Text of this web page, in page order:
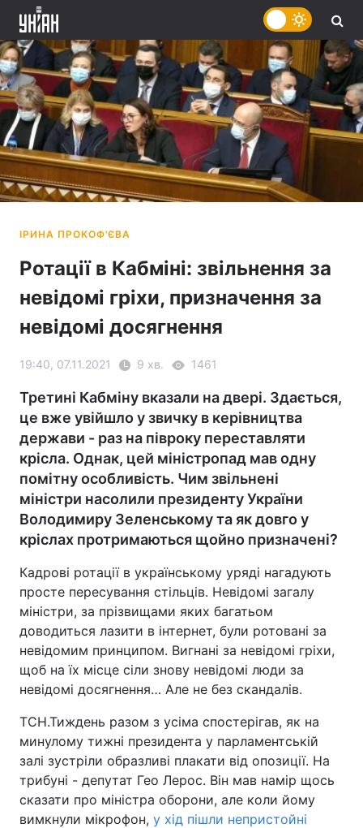
Головна Війна
Ротації в Кабміні: звільнення за
невідомі гріхи, призначення за
невідомі досягнення
19:40, 07.11.2021 9 хв. 1461
Третині Кабміну вказали на двері. Здається,
це вже увійшло у звичку в керівництва
держави - раз на півроку переставляти
крісла. Однак, цей міністропад мав одну
помітну особливість. Чим звільнені
міністри насолили президенту України
Володимиру Зеленському та як довго у
кріслах протримаються щойно призначені?
Кадрові ротації в українському уряді нагадують
просте пересування стільців. Невідомі загалу
міністри, за прізвищами яких багатьом
доводиться лазити в інтернет, були ротовані за
невідомим принципом. Вигнані за невідомі гріхи,
щоб на їх місце сіли знову невідомі люди за
невідомі досягнення… Але не без скандалів.
ТСН.Тиждень разом з усіма спостерігав, як на
минулому тижні президента у парламентській
залі зустріли образливі плакати від опозиції. На
трибуні - депутат Гео Лерос. Він мав намір щось
сказати про міністра оборони, але коли йому
вимкнули мікрофон, у хід пішли непристойні